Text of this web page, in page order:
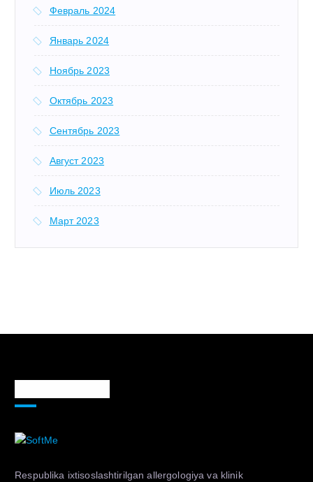
Февраль 2024
Январь 2024
Ноябрь 2023
Октябрь 2023
Сентябрь 2023
Август 2023
Июль 2023
Март 2023
Respublika ixtisoslashtirilgan allergologiya va klinik